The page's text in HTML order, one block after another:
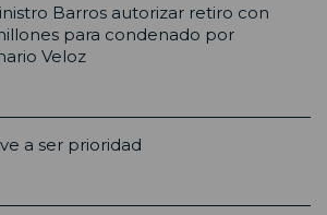
Barros autorizar retiro con
para condenado por
Veloz
a ser prioridad